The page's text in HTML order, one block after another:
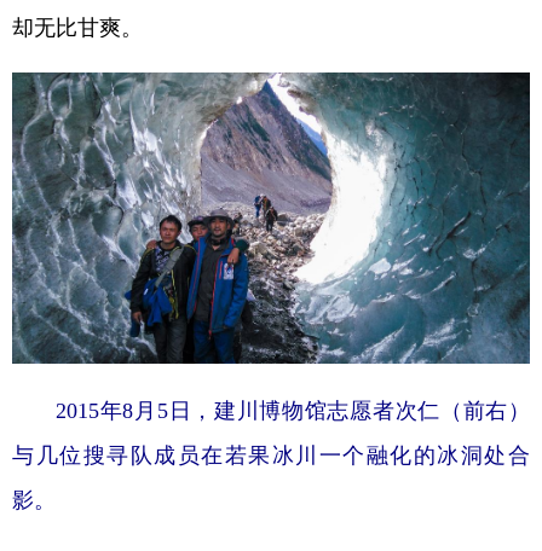
却无比甘爽。
2015年8月5日，建川博物馆志愿者次仁（前右）
与几位搜寻队成员在若果冰川一个融化的冰洞处合
影。